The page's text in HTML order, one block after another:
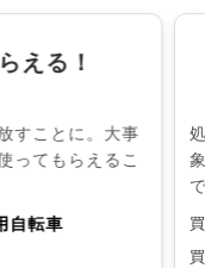
える！
すことに。大事
ってもらえるこ
自転車